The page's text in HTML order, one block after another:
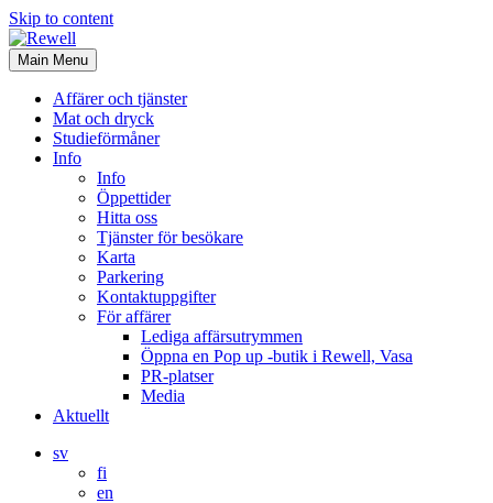
Skip to content
Main Menu
Affärer och tjänster
Mat och dryck
Studieförmåner
Info
Info
Öppettider
Hitta oss
Tjänster för besökare
Karta
Parkering
Kontaktuppgifter
För affärer
Lediga affärsutrymmen
Öppna en Pop up -butik i Rewell, Vasa
PR-platser
Media
Aktuellt
sv
fi
en